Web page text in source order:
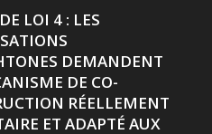
LOI 4 : LES
DEMANDENT
DE CO-
RÉELLEMENT
ET ADAPTÉ AUX